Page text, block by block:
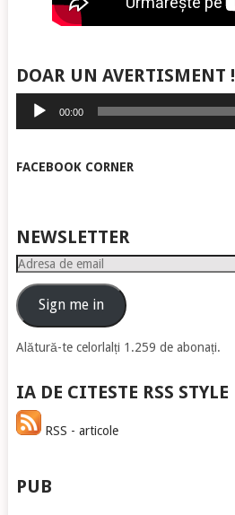
DOAR UN AVERTISMENT !
Player
audio
00:00
FACEBOOK CORNER
NEWSLETTER
Adresa
emailSign me in
Alătură-te celorlalți 1.259 de abonați.
IA DE CITESTE RSS STYLE
RSS - articole
PUB